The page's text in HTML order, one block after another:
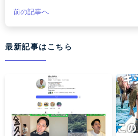
前の記事へ
最新記事はこちら